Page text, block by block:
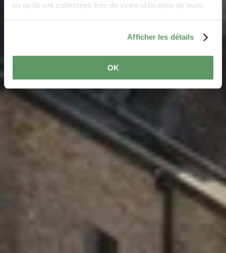
ou qu'ils ont collectées lors de votre utilisation de leurs
Afficher les détails
OK